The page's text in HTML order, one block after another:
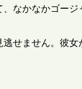
なかなかゴー
せません。彼